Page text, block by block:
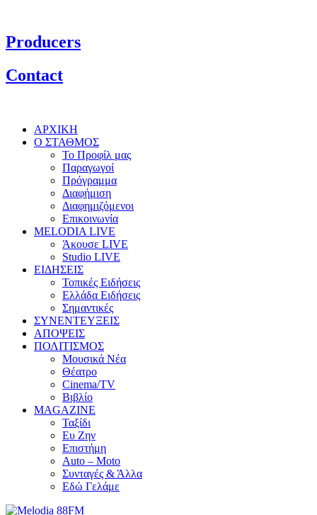
Producers
Contact
ΑΡΧΙΚΗ
Ο ΣΤΑΘΜΟΣ
Το Προφίλ μας
Παραγωγοί
Πρόγραμμα
Διαφήμιση
Διαφημιζόμενοι
Επικοινωνία
MELODIA LIVE
Άκουσε LIVE
Studio LIVE
ΕΙΔΗΣΕΙΣ
Τοπικές Ειδήσεις
Ελλάδα Ειδήσεις
Σημαντικές
ΣΥΝΕΝΤΕΥΞΕΙΣ
ΑΠΟΨΕΙΣ
ΠΟΛΙΤΙΣΜΟΣ
Μουσικά Νέα
Θέατρο
Cinema/TV
Βιβλίο
MAGAZINE
Ταξίδι
Ευ Ζην
Επιστήμη
Auto – Moto
Συνταγές & Άλλα
Εδώ Γελάμε